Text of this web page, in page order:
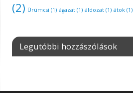
(2) Ürümcsi (1) ágazat(1) áldozat(1) átok(1)
Legutóbbi hozzászólások